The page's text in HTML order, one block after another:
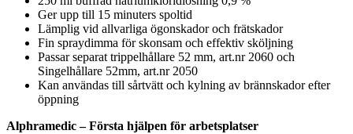
Ger upp till 15 minuters spoltid
Lämplig vid allvarliga ögonskador och frätskador
Fin spraydimma för skonsam och effektiv sköljning
Passar separat trippelhållare 52 mm, art.nr 2060 och
Singelhållare 52mm, art.nr 2050
Kan användas till sårtvätt och kylning av brännskador efter
öppning
Alphramedic – Första hjälpen för arbetsplatser